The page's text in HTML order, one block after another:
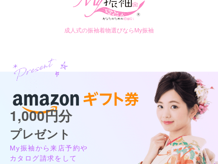
成人式の振袖着物選びならMy振袖
1,000円分
プレゼント
My振袖から来店予約や
カタログ請求をして